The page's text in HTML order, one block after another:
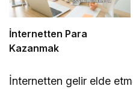
İnternetten Para
Kazanmak
İnternetten gelir elde